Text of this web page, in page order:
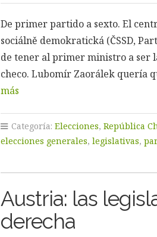
De primer partido a sexto. El
sociálně demokratická (ČSSD,
de tener al primer ministro a ser
checo. Lubomír Zaorálek quería
más
Categoría: Elecciones, República
elecciones generales, legislativas,
Austria: las
derecha